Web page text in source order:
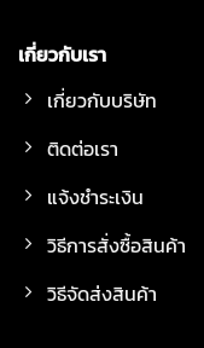
เกี่ยวกับเรา
เกี่ยวกับบริษัท
ติดต่อเรา
แจ้งชำระเงิน
วิธีการสั่งซื้อสินค้า
วิธีจัดส่งสินค้า